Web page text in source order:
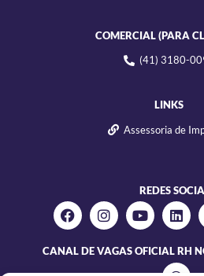
COMERCIAL (PARA
(41) 3180-
LINKS
Assessoria de
REDES
CANAL DE VAGAS OFICIAL RH